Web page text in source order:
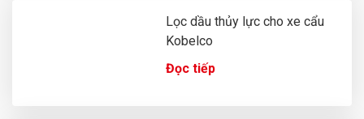
Lọc dầu thủy lực cho xe cẩu
Kobelco
Đọc tiếp